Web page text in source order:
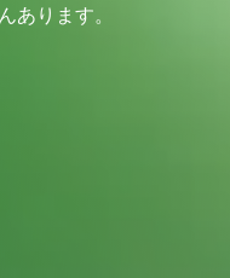
あります。